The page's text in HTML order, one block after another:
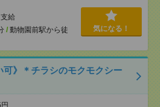
給
/ 動物園前駅から徒
気になる！
可》＊チラシのモクモクシー